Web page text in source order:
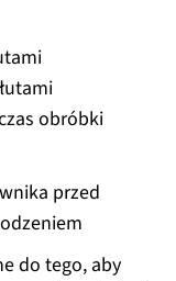
obróbki
przed
do tego, aby